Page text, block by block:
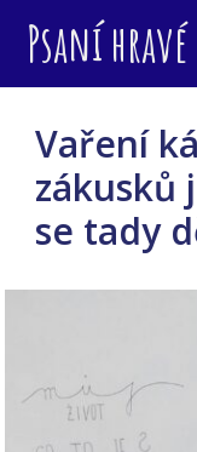
Psaní
Vaření
zákusků
se tady